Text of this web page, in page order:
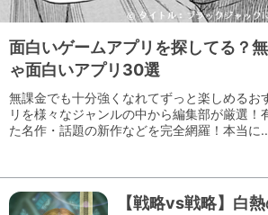
面白いゲームアプリを探してる？
ゃ面白いアプリ30選
無課金でも十分強くなれてずっと楽しめるお
リを様々なジャンルの中から編集部が厳選！
た名作・話題の新作などを完全網羅！本当に
【戦略vs戦略】白